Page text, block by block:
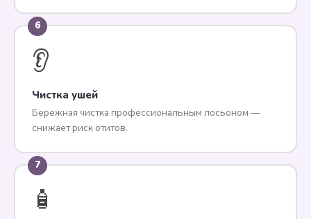
6
👂
Чистка ушей
Бережная чистка профессиональным лосьоном —
снижает риск отитов.
7
🧴